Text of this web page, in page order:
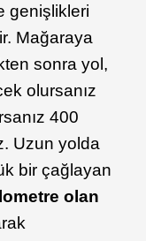
genişlikleri
Mağaraya
sonra yol,
olursanız
400
Uzun yolda
bir çağlayan
olan